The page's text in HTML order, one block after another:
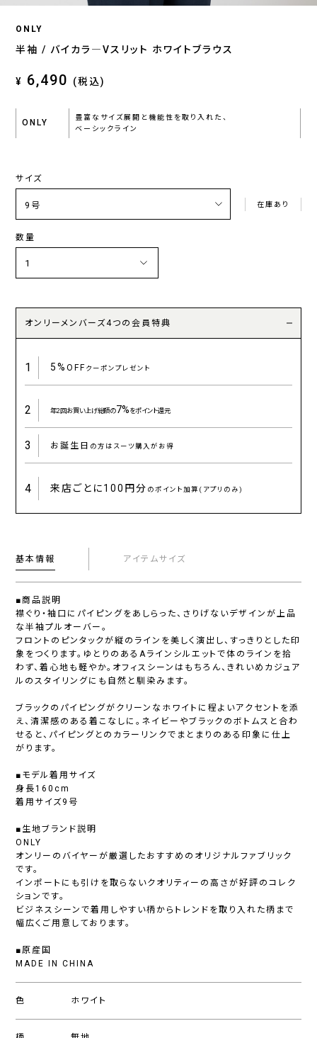
ONLY
半袖 / バイカラ―Vスリット ホワイトブラウス
¥ 6,490 (税込)
ONLY
豊富なサイズ展開と機能性を取り入れた、
ベーシックライン
サイズ
在庫あり
数量
オンリーメンバーズ4つの会員特典
1 5%OFFクーポンプレゼント
2 年2回お買い上げ総額の7%をポイント還元
3 お誕生日 の方はスーツ購入がお得
4 来店ごとに100円分 のポイント加算(アプリのみ)
基本情報 アイテムサイズ
■商品説明
襟ぐり・袖口にパイピングをあしらった、さりげないデザインが上品
な半袖プルオーバー。
フロントのピンタックが縦のラインを美しく演出し、すっきりとした印
象をつくります。ゆとりのあるAラインシルエットで体のラインを拾
わず、着心地も軽やか。オフィスシーンはもちろん、きれいめカジュア
ルのスタイリングにも自然と馴染みます。
ブラックのパイピングがクリーンなホワイトに程よいアクセントを添
え、清潔感のある着こなしに。ネイビーやブラックのボトムスと合わ
せると、パイピングとのカラーリンクでまとまりのある印象に仕上
がります。
■モデル着用サイズ
身長160cm
着用サイズ9号
■生地ブランド説明
ONLY
オンリーのバイヤーが厳選したおすすめのオリジナルファブリック
です。
インポートにも引けを取らないクオリティーの高さが好評のコレク
ションです。
ビジネスシーンで着用しやすい柄からトレンドを取り入れた柄まで
幅広くご用意しております。
■原産国
MADE IN CHINA
色 ホワイト